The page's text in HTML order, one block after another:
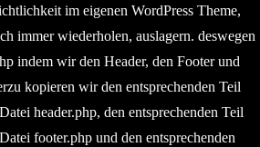
im eigenen WordPress Theme,
immer wiederholen, auslagern. deswegen
indem wir den Header, den Footer und
kopieren wir den entsprechenden Teil
header.php, den entsprechenden Teil
footer.php und den entsprechenden